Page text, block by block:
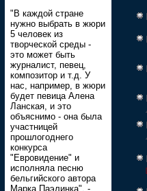
"В каждой стране
нужно выбрать в жюри
5 человек из
творческой среды -
это может быть
журналист, певец,
композитор и т.д. У
нас, например, в жюри
будет певица Алена
Ланская, и это
объяснимо - она была
участницей
прошлогоднего
конкурса
"Евровидение" и
исполняла песню
бельгийского автора
Марка Паэлинка", -